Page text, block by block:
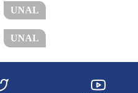
UNAL
UNAL